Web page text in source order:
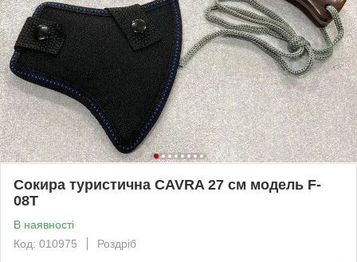
Сокира туристична CAVRA 27 см модель F-
08T
В наявності
Код: 010975
Роздріб